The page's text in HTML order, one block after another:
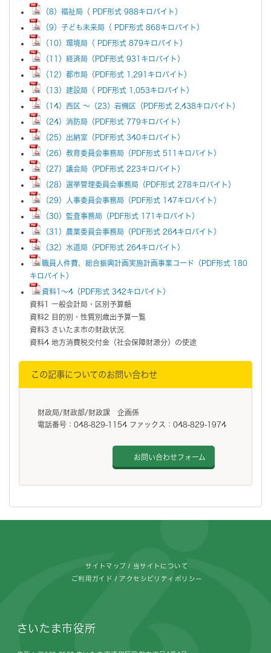
（8）福祉局（ PDF形式 988キロバイト）
（9）子ども未来局（ PDF形式 868キロバイト）
（10）環境局（ PDF形式 879キロバイト）
（11）経済局（PDF形式 931キロバイト）
（12）都市局（PDF形式 1,291キロバイト）
（13）建設局（ PDF形式 1,053キロバイト）
（14）西区 ～（23）岩槻区（PDF形式 2,438キロバイト）
（24）消防局（PDF形式 779キロバイト）
（25）出納室（PDF形式 340キロバイト）
（26）教育委員会事務局（PDF形式 511キロバイト）
（27）議会局（PDF形式 223キロバイト）
（28）選挙管理委員会事務局（PDF形式 278キロバイト）
（29）人事委員会事務局（PDF形式 147キロバイト）
（30）監査事務局（PDF形式 171キロバイト）
（31）農業委員会事務局（PDF形式 264キロバイト）
（32）水道局（PDF形式 264キロバイト）
職員人件費、総合振興計画実施計画事業コード（PDF形式 180
キロバイト）
資料1～4（PDF形式 342キロバイト）
資料1 一般会計局・区別予算額
資料2 目的別・性質別歳出予算一覧
資料3 さいたま市の財政状況
資料4 地方消費税交付金（社会保障財源分）の使途
この記事についてのお問い合わせ
財政局/財政部/財政課 企画係
電話番号：048-829-1154 ファックス：048-829-1974
お問い合わせフォーム
サイトマップ 当サイトについて
ご利用ガイド アクセシビリティポリシー
さいたま市役所